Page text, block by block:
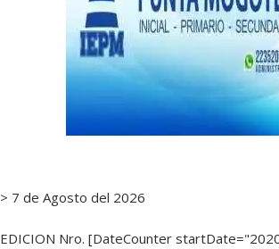
> 7 de Agosto del 2026
EDICION Nro. [DateCounter